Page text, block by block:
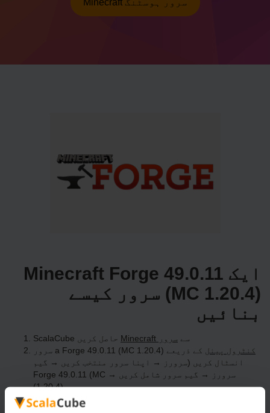
Minecraft سرور ہوسٹنگ
ایک Minecraft Forge 49.0.11
(MC 1.20.4) سرور کیسے
بنائیں
ScalaCube سے Minecraft سرور
حاصل کریں
کنٹرول پینل
کے ذریعے a Forge 49.0.11 (MC 1.20.4) سرور
انسٹال کریں (سرورز → اپنا سرور منتخب کریں → گیم
سرورز → گیم سرور شامل کریں → Forge 49.0.11 (MC
1.20.4))
سرور پر کھیلنے کا مزہ لیں!